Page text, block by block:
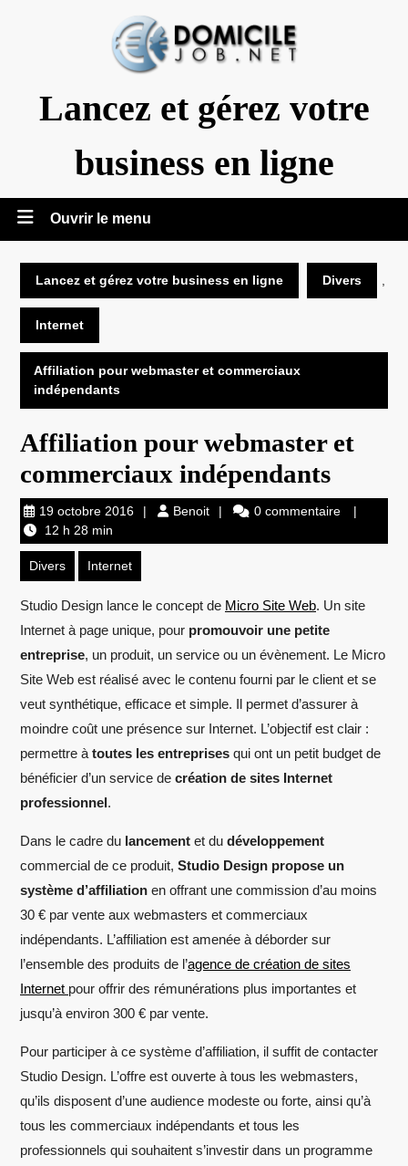
Lancez et gérez votre
business en ligne
Ouvrir le menu
le
menu
Lancez et gérez votre business en ligne Divers
Internet
Affiliation pour webmaster et commerciaux
indépendants
Affiliation pour webmaster et
commerciaux indépendants
19 octobre 201619
2016
BenoitBenoit
0 commentaire
12 h 28 min
Divers Internet
Studio Design lance le concept de Micro Site Web. Un site
Internet à page unique, pour promouvoir une petite
entreprise, un produit, un service ou un évènement. Le Micro
Site Web est réalisé avec le contenu fourni par le client et se
veut synthétique, efficace et simple. Il permet d’assurer à
moindre coût une présence sur Internet. L’objectif est clair :
permettre à toutes les entreprises qui ont un petit budget de
bénéficier d’un service de création de sites Internet
professionnel.
Dans le cadre du lancement et du développement
commercial de ce produit, Studio Design propose un
système d’affiliation en offrant une commission d’au moins
30 € par vente aux webmasters et commerciaux
indépendants. L’affiliation est amenée à déborder sur
l’ensemble des produits de l’agence de création de sites
Internet pour offrir des rémunérations plus importantes et
jusqu’à environ 300 € par vente.
Pour participer à ce système d’affiliation, il suffit de contacter
Studio Design. L’offre est ouverte à tous les webmasters,
qu’ils disposent d’une audience modeste ou forte, ainsi qu’à
tous les commerciaux indépendants et tous les
professionnels qui souhaitent s’investir dans un programme